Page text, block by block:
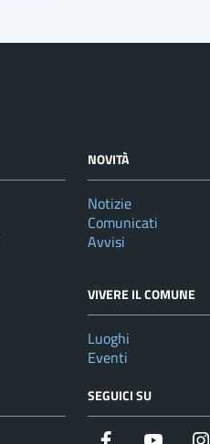
NOVITÀ
Notizie
Comunicati
Avvisi
VIVERE IL COMUNE
Luoghi
Eventi
SEGUICI SU
Facebook YouTube